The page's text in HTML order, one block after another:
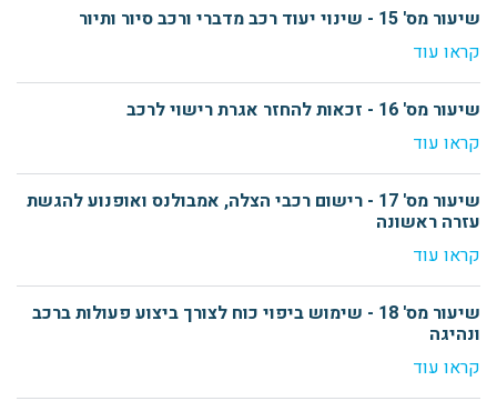
שיעור מס' 15 - שינוי יעוד רכב מדברי ורכב סיור ותיור
קראו עוד
שיעור מס' 16 - זכאות להחזר אגרת רישוי לרכב
קראו עוד
שיעור מס' 17 - רישום רכבי הצלה, אמבולנס ואופנוע להגשת
עזרה ראשונה
קראו עוד
שיעור מס' 18 - שימוש ביפוי כוח לצורך ביצוע פעולות ברכב
ונהיגה
קראו עוד